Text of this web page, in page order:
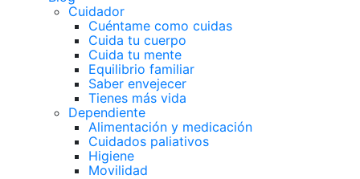
Cuidador
Cuéntame como cuidas
Cuida tu cuerpo
Cuida tu mente
Equilibrio familiar
Saber envejecer
Tienes más vida
Dependiente
Alimentación y medicación
Cuidados paliativos
Higiene
Movilidad